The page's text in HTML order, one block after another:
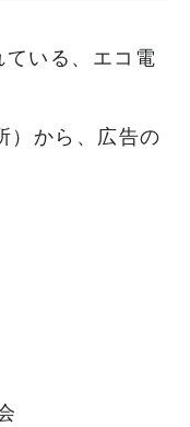
いる、エコ電
）から、広告の